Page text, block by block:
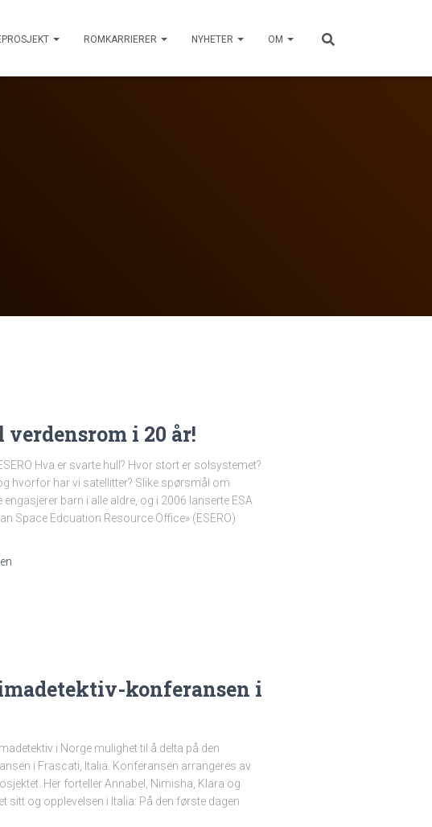
ROMKARRIERER NYHETER OM
i 20 år!
Hva er svarte hull? Hvor stort er solsystemet?
hvorfor har vi satellitter? Slike spørsmål om
barn i alle aldre, og i 2006 lanserte ESA
Space Edcuation Resource Office» (ESERO)
konferansen i
i Norge mulighet til å delta på den
i Frascati, Italia. Konferansen arrangeres av
Her forteller Annabel, Nimisha, Klara og
sitt og opplevelsen i Italia: På den første dagen